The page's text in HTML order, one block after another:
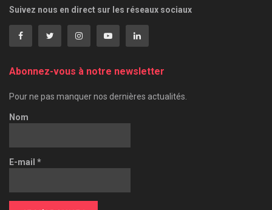
Suivez nous en direct sur les réseaux sociaux
Abonnez-vous à notre newsletter
Pour ne pas manquer nos dernières actualités.
Nom
E-mail *